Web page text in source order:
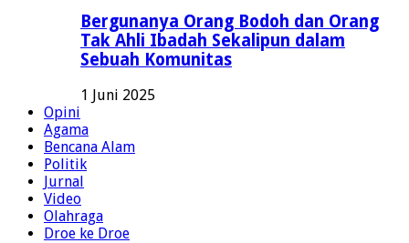
Bergunanya Orang Bodoh dan Orang
Tak Ahli Ibadah Sekalipun dalam
Sebuah Komunitas
1 Juni 2025
Opini
Agama
Bencana Alam
Politik
Jurnal
Video
Olahraga
Droe ke Droe